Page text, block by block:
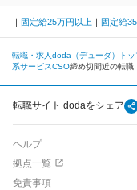
固定給25万円以上 固定給
転職・求人doda（デューダ）トッ
系サービスCSO締め切間近の転職
転職サイト dodaをシェア
ヘルプ
拠点一覧
免責事項